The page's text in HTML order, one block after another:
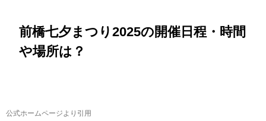
前橋七夕まつり2025の開催日程・時間
や場所は？
公式ホームページより引用